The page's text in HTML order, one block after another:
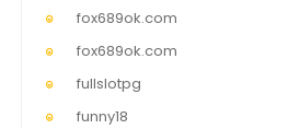
fox689ok.com
fox689ok.com
fullslotpg
funny18